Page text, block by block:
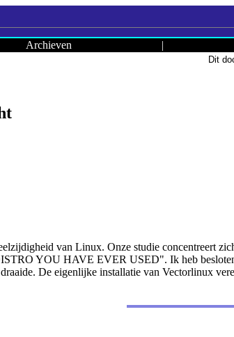
Archieven |
Dit
van Linux. Onze studie concentreert
YOU HAVE EVER USED". Ik heb besloten
De eigenlijke installatie van Vectorlinux